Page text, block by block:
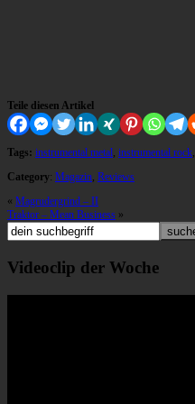
Teile diesen Artikel
Tags: instrumental metal, instrumental rock,
Category: Magazin, Reviews
« Magrudergrind – II
Traktor – Mean Business »
Videoclip der Woche